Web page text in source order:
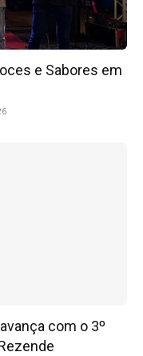
e Sabores em
com o 3º